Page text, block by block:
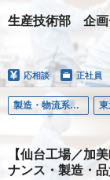
生産技術部 企画
応相談 正社員
製造・物流系職種 東
【仙台工場／加
ナンス・製造・品